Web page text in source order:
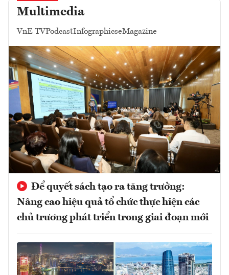
Multimedia
VnE TVPodcastInfographicseMagazine
Để quyết sách tạo ra tăng trưởng:
Nâng cao hiệu quả tổ chức thực hiện các
chủ trương phát triển trong giai đoạn mới